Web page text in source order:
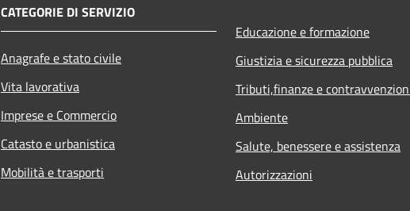
CATEGORIE DI SERVIZIO
Anagrafe e stato civile
Vita lavorativa
Imprese e Commercio
Catasto e urbanistica
Mobilità e trasporti
Educazione e formazione
Giustizia e sicurezza pubblica
Tributi,finanze e
Ambiente
Salute, benessere e assistenza
Autorizzazioni